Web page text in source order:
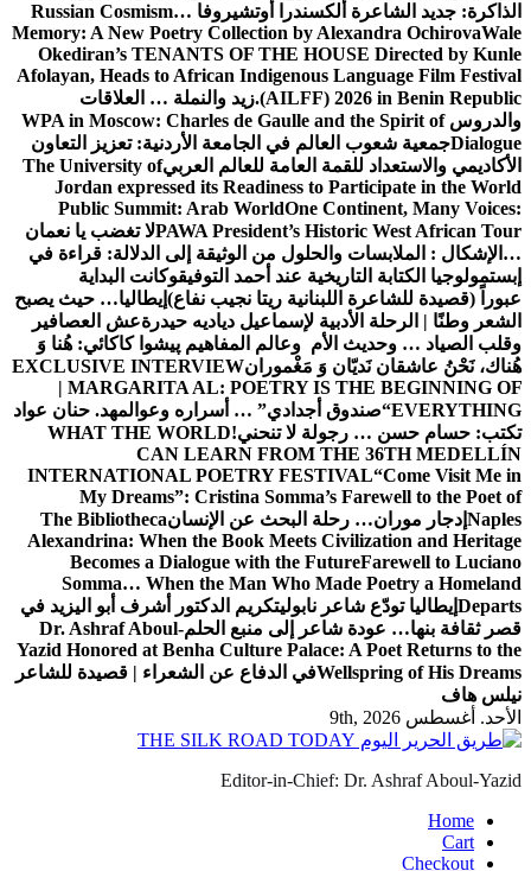
الذاكرة: جديد الشاعرة ألكسندرا أوتشيروفا Russian Cosmism…
Memory: A New Poetry Collection by Alexandra OchirovaWale
Okediran’s TENANTS OF THE HOUSE Directed by Kunle
Afolayan, Heads to African Indigenous Language Film Festival
(AILFF) 2026 in Benin Republic. زيد والنملة … العلاقات
والدروسWPA in Moscow: Charles de Gaulle and the Spirit of
Dialogueجمعية شعوب العالم في الجامعة الأردنية: تعزيز التعاون
الأكاديمي والاستعداد للقمة العامة للعالم العربيThe University of
Jordan expressed its Readiness to Participate in the World
Public Summit: Arab WorldOne Continent, Many Voices:
PAWA President’s Historic West African Tourلا تغضب يا نعمان
…الإشكال : الملابسات والحلول من الوثيقة إلى الدلالة: قراءة في
إبستمولوجيا الكتابة التاريخية عند أحمد التوفيقوكانت البداية
عبوراً (قصيدة للشاعرة اللبنانية ريتا نجيب نفاع) إيطاليا… حيث يصبح
الشعر وطنًا | الرحلة الأدبية لإسماعيل دياديه حيدرةعش العصافير
وقلب الصياد … وحديث الأم وعالم المفاهيم پیشوا کاکائي: هُنا وَ
هُناك، نَحْنُ عاشقان نَديّان وَ مَغْمورانEXCLUSIVE INTERVIEW
| MARGARITA AL: POETRY IS THE BEGINNING OF
EVERYTHING“صندوق أجدادي” … أسراره وعوالمهد. حنان عواد
تكتب: حسام حسن … رجولة لا تنحني!WHAT THE WORLD
CAN LEARN FROM THE 36TH MEDELLÍN
INTERNATIONAL POETRY FESTIVAL“Come Visit Me in
My Dreams”: Cristina Somma’s Farewell to the Poet of
Naples إدجار موران… رحلة البحث عن الإنسانThe Bibliotheca
Alexandrina: When the Book Meets Civilization and Heritage
Becomes a Dialogue with the FutureFarewell to Luciano
Somma… When the Man Who Made Poetry a Homeland
Departs إيطاليا تودّع شاعر نابوليتكريم الدكتور أشرف أبو اليزيد في
قصر ثقافة بنها… عودة شاعر إلى منبع الحلمDr. Ashraf Aboul-
Yazid Honored at Benha Culture Palace: A Poet Returns to the
Wellspring of His Dreamsفي الدفاع عن الشعراء | قصيدة للشاعر
نيلس هاف
الأحد. أغسطس 9th, 2026
Editor-in-Chief: Dr. Ashraf Aboul-Yazid
Home
Cart
Checkout